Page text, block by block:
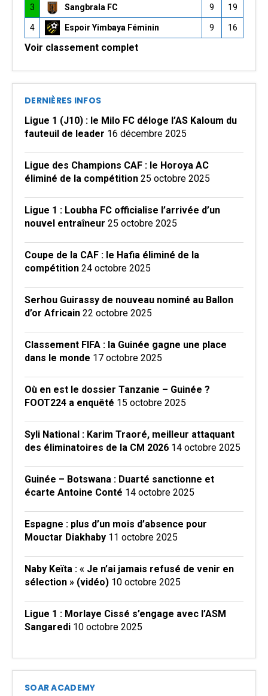
3 Sangbrala FC 9 19
4 Espoir Yimbaya Féminin 9 16
Voir classement complet
DERNIÈRES INFOS
Ligue 1 (J10) : le Milo FC déloge l’AS Kaloum du
fauteuil de leader 16 décembre 2025
Ligue des Champions CAF : le Horoya AC
éliminé de la compétition 25 octobre 2025
Ligue 1 : Loubha FC officialise l’arrivée d’un
nouvel entraîneur 25 octobre 2025
Coupe de la CAF : le Hafia éliminé de la
compétition 24 octobre 2025
Serhou Guirassy de nouveau nominé au Ballon
d’or Africain 22 octobre 2025
Classement FIFA : la Guinée gagne une place
dans le monde 17 octobre 2025
Où en est le dossier Tanzanie – Guinée ?
FOOT224 a enquêté 15 octobre 2025
Syli National : Karim Traoré, meilleur attaquant
des éliminatoires de la CM 2026 14 octobre 2025
Guinée – Botswana : Duarté sanctionne et
écarte Antoine Conté 14 octobre 2025
Espagne : plus d’un mois d’absence pour
Mouctar Diakhaby 11 octobre 2025
Naby Keïta : « Je n’ai jamais refusé de venir en
sélection » (vidéo) 10 octobre 2025
Ligue 1 : Morlaye Cissé s’engage avec l’ASM
Sangaredi 10 octobre 2025
SOAR ACADEMY